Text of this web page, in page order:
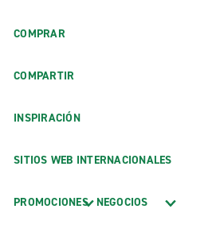
COMPRAR
COMPARTIR
INSPIRACIÓN
SITIOS WEB INTERNACIONALES
PROMOCIONES NEGOCIOS